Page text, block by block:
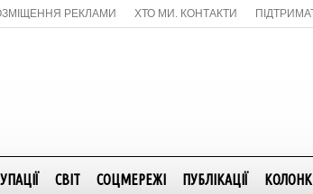
РЕКЛАМИ ХТО МИ. КОНТАКТИ
СВІТ СОЦМЕРЕЖІ ПУБЛІКАЦІЇ